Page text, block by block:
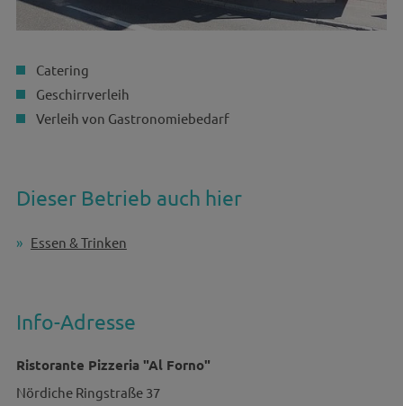
Catering
Geschirrverleih
Verleih von Gastronomiebedarf
Dieser Betrieb auch hier
Essen & Trinken
Info-Adresse
Ristorante Pizzeria "Al Forno"
Nördiche Ringstraße 37